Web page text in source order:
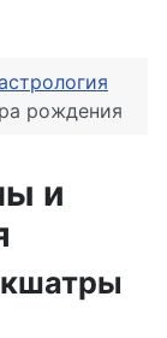
рождения
и